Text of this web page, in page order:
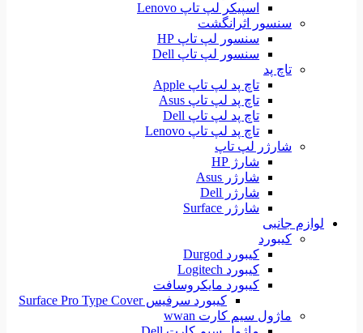
اسپیکر لپ تاپ Lenovo
سنسور اثرانگشت
سنسور لپ تاپ HP
سنسور لپ تاپ Dell
تاچ پد
تاچ پد لپ تاپ Apple
تاچ پد لپ تاپ Asus
تاچ پد لپ تاپ Dell
تاچ پد لپ تاپ Lenovo
شارژر لپ تاپ
شارژ HP
شارژر Asus
شارژر Dell
شارژر Surface
لوازم جانبی
کیبورد
کیبورد Durgod
کیبورد Logitech
کیبورد مایکروسافت
کیبورد سرفیس Surface Pro Type Cover
ماژول سیم کارت wwan